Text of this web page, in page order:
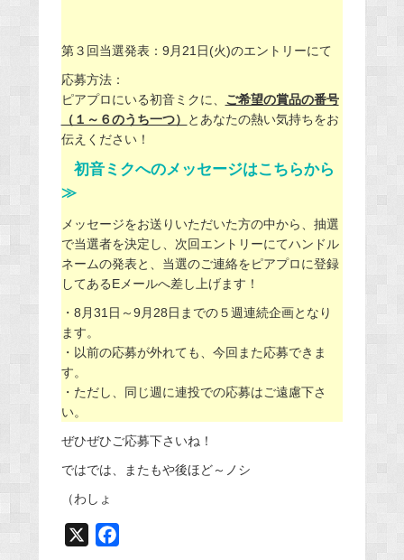
第３回当選発表：9月21日(火)のエントリーにて
応募方法：
ピアプロにいる初音ミクに、 ご希望の賞品の番号
（１～６のうち一つ）
とあなたの熱い気持ちをお
伝えください！
初音ミクへのメッセージはこちらから
≫
メッセージをお送りいただいた方の中から、抽選
で当選者を決定し、次回エントリーにてハンドル
ネームの発表と、当選のご連絡をピアプロに登録
してあるEメールへ差し上げます！
・8月31日～9月28日までの５週連続企画となり
ます。
・以前の応募が外れても、今回また応募できま
す。
・ただし、同じ週に連投での応募はご遠慮下さ
い。
ぜひぜひご応募下さいね！
ではでは、またもや後ほど～ノシ
（わしょ